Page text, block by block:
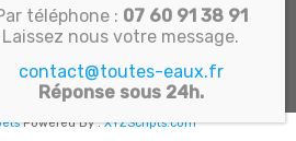
Tous droits réservés -Politique de
de contact-CGV -Mentions légales
Powered By :XYZScripts.com
téléphone : 07 60 91 38 91
Laissez nous votre message.
contact@toutes-eaux.fr
Réponse sous 24h.